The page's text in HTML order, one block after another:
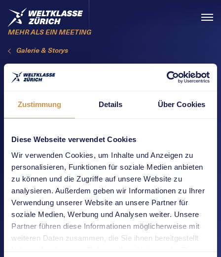
Zustimmung Details Über Cookies
Diese Webseite verwendet Cookies
Wir verwenden Cookies, um Inhalte und Anzeigen zu
personalisieren, Funktionen für soziale Medien anbieten
zu können und die Zugriffe auf unsere Website zu
analysieren. Außerdem geben wir Informationen zu Ihrer
Verwendung unserer Website an unsere Partner für
soziale Medien, Werbung und Analysen weiter. Unsere
Partner führen diese Informationen möglicherweise mit
weiteren Daten zusammen, die Sie ihnen bereitgestellt
Skiplinks
Home
MEHR ALS EIN MEETING
Menü
Galerie & Storys
JUGEND
TRAINIERT
MIT
WELTKLASSE
ZÜRICH 2025